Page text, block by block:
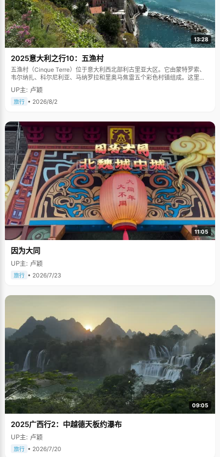
13:28
2025意大利之行10：五渔村
五渔村（Cinque Terre）位于意大利西北部利古里亚大区。它由蒙特罗索、
韦尔纳扎、科尔尼利亚、马纳罗拉和里奥马焦雷五个彩色村镇组成。这里依
山傍海，房屋色彩斑斓，1997年被列为世界文化遗产。
UP主: 卢颖
旅行 • 2026/8/2
11:05
因为大同
UP主: 卢颖
旅行 • 2026/7/23
09:05
2025广西行2：中越德天板约瀑布
UP主: 卢颖
旅行 • 2026/7/20